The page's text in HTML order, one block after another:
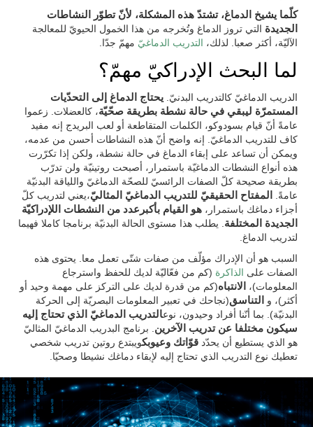
كلّما يشيخ الدماغ، تشتدّ هذه المشكلة، لأنّ تطوّر النشاطات
الجديدة التي تروز الدماغ وتُخرجه من هذا الخمول الحيويّ للمعالجة
الآليّة، أكثر صعبا. لذلك، التدريب الدماغيّ مهمّ جدّا.
لما البحث الإدراكيّ مهمّ؟
الدريب الدماغيّ كالتدريب البدنيّ.يحتاج الدماغ إلى التحدّيات
المستمرّة ليبقي في حالة نشطة بطريقة صحّيّة، كالعضلات. زعموا
عامةً أنّ قيام بسودوكو، الكلمات المتقاطعة أو لعب البريدج إنه مفيد
كاف للتدريب الدماغيّ. إنه واضح أنّ هذه النشاطات أحسن من عدمه،
ويمكن أن تساعد على إبقاء الدماغ في حالة نشطة، ولكن إذا تكرّرت
هذه أنواع النشطات الدماغيّة باستمرار، أصبحت روتينيّة ولن تدرّب
بطريقة صحيحة كلّ الصفات الرائسيّ للصحّة الدماغيّ واللياقة البدنيّة
عامةً.
المفتاح الحقيقيّ للتدريب الدماغيّ المثاليّ،يعني لتدريب كلّ
أجزاء دماغك باستمرار، هو القيام بأكبرعدد من النشطات اللإدراكيّة
الجديدة المختلفة . يطلب هذا مستوى الحالة البدنيّة برنامجا كاملا فهيما
لتدريب الدماغ.
السبب هو أن الإدراك مؤلّف من صفات شتّى تعمل معا. يحتوى هذه
الصفات على الذاكرة (كم من فعّاليّة لديك للحفظ واسترجاع
المعلومات)،
الانتباه(كم من قدرة لديك على التركز على مهمة وحيد أو
أكثر)، و التناسق(نجاحك في تعبير المعلومات البصريّة إلى الحركة
البدنيّة). بما أنّنا أفراد وحيدون، نوعالتدريب الدماغيّ الذي تحتاج إليه
سيكون مختلفا عن تدريب الآخرين . برنامج البدريب الدماغيّ المثاليّ
هو الذي يستطيع أن يحدّدقوّاتك وعيوبكويبتدع روتين تدريب شخصي
تعطيك نوع التدريب الذي تحتاج إليه لإبقاء دماغك نشيطا وصحيّا.